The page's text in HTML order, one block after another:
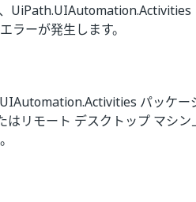
UiPath.UIAutomation.Activities
ーが発生します。
パッケー
リモート デスクトップ マシン